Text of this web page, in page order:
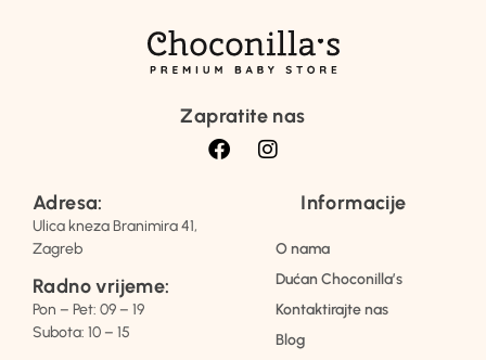
Zapratite nas
Adresa:
Ulica kneza Branimira 41,
Zagreb
Radno vrijeme:
Pon – Pet: 09 – 19
Subota: 10 – 15
Informacije
O nama
Dućan Choconilla’s
Kontaktirajte nas
Blog